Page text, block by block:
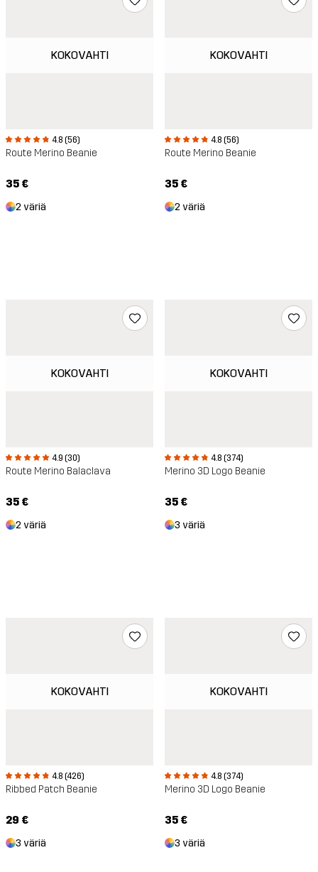
KOKOVAHTI
4.8 (56)
Route Merino Beanie
35 €
2 väriä
KOKOVAHTI
4.8 (56)
Route Merino Beanie
35 €
2 väriä
KOKOVAHTI
4.9 (30)
Route Merino Balaclava
35 €
2 väriä
KOKOVAHTI
4.8 (374)
Merino 3D Logo Beanie
35 €
3 väriä
KOKOVAHTI
4.8 (426)
Ribbed Patch Beanie
29 €
3 väriä
KOKOVAHTI
4.8 (374)
Merino 3D Logo Beanie
35 €
3 väriä